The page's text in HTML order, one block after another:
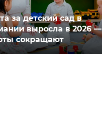
за детский сад в
выросла в 2026 —
сокращают